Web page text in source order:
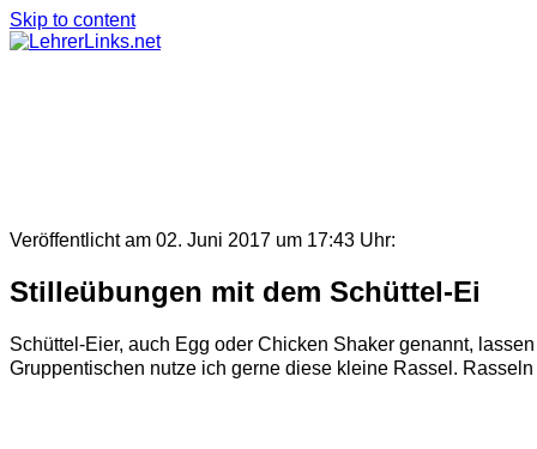
Skip to content
Veröffentlicht am 02. Juni 2017 um 17:43 Uhr:
Stilleübungen mit dem Schüttel-Ei
Schüttel-Eier, auch Egg oder Chicken Shaker genannt,
Gruppentischen nutze ich gerne diese kleine Rassel.